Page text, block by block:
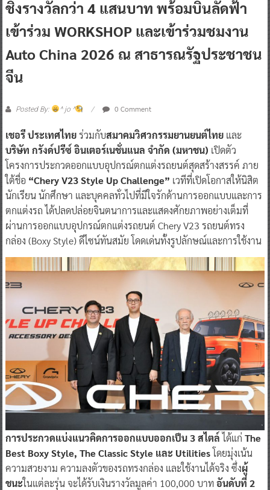
ชิงรางวัลกว่า 4 แสนบาท พร้อมบินลัดฟ้า
เข้าร่วม WORKSHOP และเข้าร่วมชมงาน
Auto China 2026 ณ สาธารณรัฐประชาชน
จีน
Posted By: ^ jo ^ 0 Comment
เชอรี ประเทศไทยร่วมกับสมาคมวิศวกรรมยานยนต์ไทย และ
บริษัท กรังด์ปรีซ์ อินเตอร์เนชั่นแนล จำกัด (มหาชน) เปิดตัว
โครงการประกวดออกแบบอุปกรณ์ตกแต่งรถยนต์สุดสร้างสรรค์ ภาย
ใต้ชื่อ “Chery V23 Style Up Challenge” เวทีที่เปิดโอกาสให้นิสิต
นักเรียน นักศึกษา และบุคคลทั่วไปที่มีใจรักด้านการออกแบบและการ
ตกแต่งรถ ได้ปลดปล่อยจินตนาการและแสดงศักยภาพอย่างเต็มที่
ผ่านการออกแบบอุปกรณ์ตกแต่งรถยนต์ Chery V23 รถยนต์ทรง
กล่อง (Boxy Style) ดีไซน์ทันสมัย โดดเด่นทั้งรูปลักษณ์และการใช้งาน
การประกวดแบ่งแนวคิดการออกแบบออกเป็น 3 สไตล์ได้แก่ The
Best Boxy Style, The Classic Style และ Utilitiesโดยมุ่งเน้น
ความสวยงาม ความลงตัวของรถทรงกล่อง และใช้งานได้จริง ซึ่งผู้
ชนะในแต่ละรุ่น จะได้รับเงินรางวัลมูลค่า 100,000 บาทอันดับที่ 2